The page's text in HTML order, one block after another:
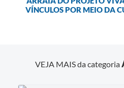
VÍNCULOS POR MEIO DA
VEJA MAIS da categoria